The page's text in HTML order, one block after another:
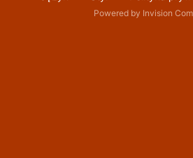
Powered by Invision